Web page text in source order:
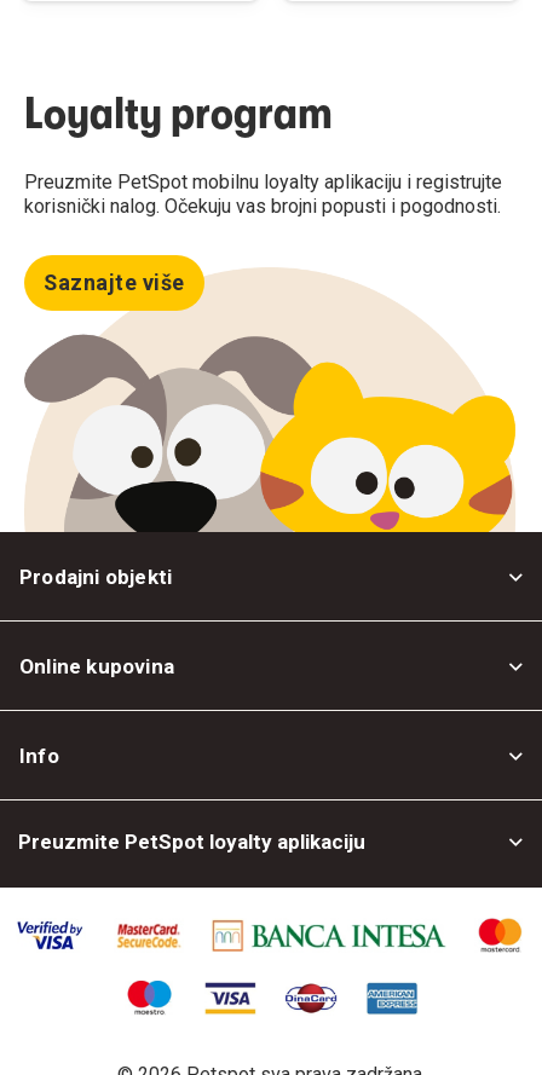
Loyalty program
Preuzmite PetSpot mobilnu loyalty aplikaciju i registrujte
korisnički nalog. Očekuju vas brojni popusti i pogodnosti.
Saznajte više
Prodajni objekti
Online kupovina
Info
Preuzmite PetSpot loyalty aplikaciju